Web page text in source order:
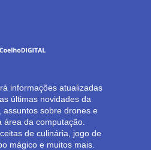
informações atualizadas
últimas novidades da
assuntos sobre drones e
área da computação.
de culinária, jogo de
mágico e muitos mais.